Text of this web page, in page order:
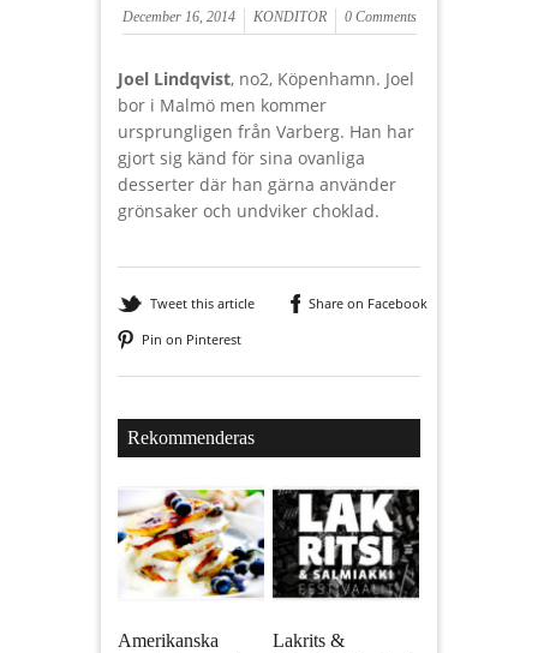
December 16, 2014 KONDITOR 0 Comments
Joel Lindqvist, no2, Köpenhamn. Joel
bor i Malmö men kommer
ursprungligen från Varberg. Han har
gjort sig känd för sina ovanliga
desserter där han gärna använder
grönsaker och undviker choklad.
Tweet this article
Share on Facebook
Pin on Pinterest
Rekommenderas
Amerikanska
Lakrits &